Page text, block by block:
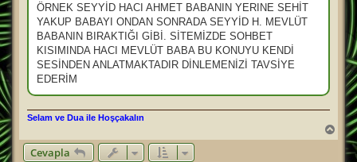
ÖRNEK SEYYİD HACI AHMET BABANIN YERINE SEHİT
YAKUP BABAYI ONDAN SONRADA SEYYİD H. MEVLÜT
BABANIN BIRAKTIĞI GİBİ. SİTEMİZDE SOHBET
KISIMINDA HACI MEVLÜT BABA BU KONUYU KENDİ
SESİNDEN ANLATMAKTADIR DİNLEMENİZİ TAVSİYE
EDERİM
Selam ve Dua ile Hoşçakalın
a
Cevapla